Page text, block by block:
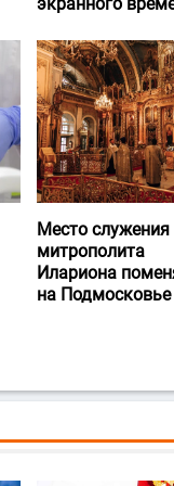
экранного
Место
митрополита
Илариона
на Подмосковье